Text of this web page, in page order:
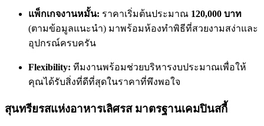
แพ็กเกจงานหมั้น: ราคาเริ่มต้นประมาณ 120,000 บาท
(ตามข้อมูลแนะนำ) มาพร้อมห้องทำพิธีที่สวยงามสง่าและ
อุปกรณ์ครบครัน
Flexibility: ทีมงานพร้อมช่วยบริหารงบประมาณเพื่อให้
คุณได้รับสิ่งที่ดีที่สุดในราคาที่พึงพอใจ
สุนทรียรสแห่งอาหารเลิศรส มาตรฐานเคมปินสกี้